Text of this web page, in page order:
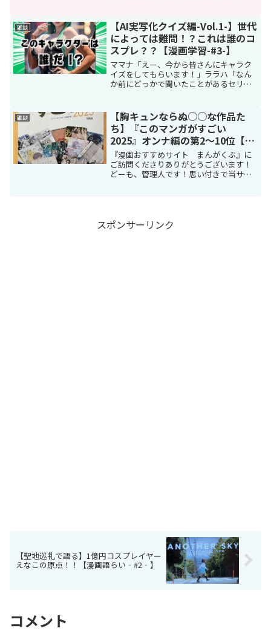
分野や漫画業界全体に視野を広げてお送
りさせていただきます、題...
雑談
【AI実写化クイズ編-Vol.1-】世代
によっては難問！？これは誰のコ
スプレ？？【漫画学習-#3-】
ママナ「えー、今から皆さんにキャラク
イズをしてもらいます！」ララハ「なん
か前にどっかで聞いたことがあるセリフ
受けて立つぞ！」ママナ「今回は味変し
ます！」キョーカ「あらあ...
雑談
【胸キュンならぬ○○な作品た
ち】『このマンガがすごい
2025』オンナ編の第2～10位【漫
画語らい-#8-】
『漫画おすすめサイト まんがくぶ』に
ご訪問くださりありがとうございます！
どーも、管理人です！思い付きで当サイ
スポンサーリンク
【聖地巡礼で語る】1億円コスプレイヤー
えなこの原点！！【漫画語らい‐#2‐】
コメント